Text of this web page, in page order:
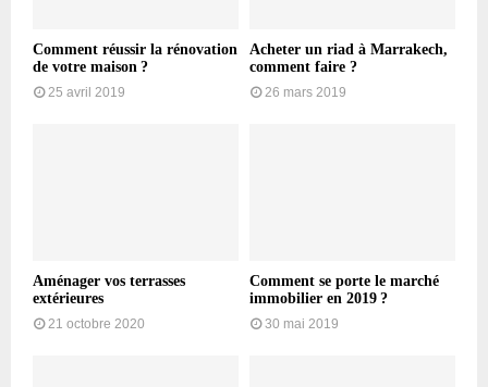
Comment réussir la rénovation
de votre maison ?
25 avril 2019
Acheter un riad à Marrakech,
comment faire ?
26 mars 2019
Aménager vos terrasses
extérieures
21 octobre 2020
Comment se porte le marché
immobilier en 2019 ?
30 mai 2019